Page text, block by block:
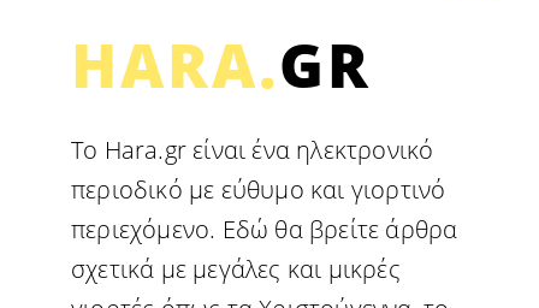
HARA.GR
Το Hara.gr είναι ένα ηλεκτρονικό
περιοδικό με εύθυμο και γιορτινό
περιεχόμενο. Εδώ θα βρείτε άρθρα
σχετικά με μεγάλες και μικρές